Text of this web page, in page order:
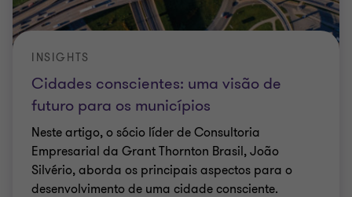
Cidades conscientes: uma visão de
futuro para os municípios
INSIGHTS
Neste artigo, o sócio líder de Consultoria
Empresarial da Grant Thornton Brasil, João
Silvério, aborda os principais aspectos para o
desenvolvimento de uma cidade consciente.